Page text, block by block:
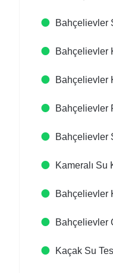
Bahçelievler
Bahçelievler
Bahçelievler
Bahçelievler
Bahçelievler
Kameralı Su
Bahçelievler
Bahçelievler
Kaçak Su